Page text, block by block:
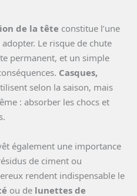
de la tête constitue l’une
Le risque de chute
permanent, et un simple
Casques,
selon la saison, mais
: absorber les chocs et
également une importance
de ciment ou
rendent indispensable le
ou de lunettes de